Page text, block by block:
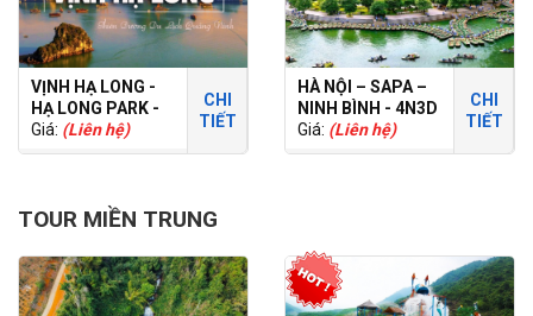
VỊNH HẠ LONG -
HẠ LONG PARK -
2N1Đ
Giá: (Liên hệ)
CHI
TIẾT
HÀ NỘI – SAPA –
NINH BÌNH - 4N3D
- TOUR RIÊNG
Giá: (Liên hệ)
CHI
TIẾT
TOUR MIỀN TRUNG